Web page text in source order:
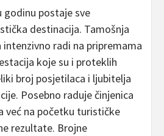
godinu postaje sve
destinacija. Tamošnja
radi na pripremama
koje su i proteklih
broj posjetilaca i ljubitelja
Posebno raduje činjenica
već na početku turističke
rezultate. Brojne